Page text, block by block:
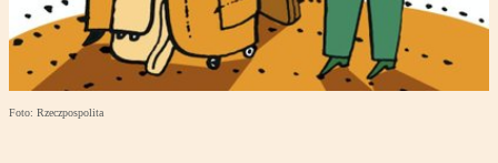
Foto: Rzeczpospolita